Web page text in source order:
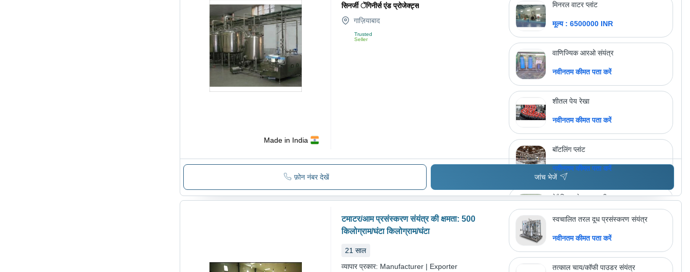
Made in India
सिनर्जी ेंगिनीर्स एंड प्रोजेक्ट्स
गाज़ियाबाद
Trusted
Seller
मिनरल वाटर प्लांट
मूल्य : 6500000 INR
वाणिज्यिक आरओ संयंत्र
नवीनतम कीमत पता करें
शीतल पेय रेखा
नवीनतम कीमत पता करें
बॉटलिंग प्लांट
नवीनतम कीमत पता करें
मेटैलिक ग्रे वाटर प्यूरीफायर
नवीनतम कीमत पता करें
अधिक उत्पाद देखें सिनर्जी ेंगिनीर्स एंड प्रोजेक्ट्स
फ़ोन नंबर देखें जांच भेजें
टमाटर/आम प्रसंस्करण संयंत्र की क्षमता: 500
किलोग्राम/घंटा किलोग्राम/घंटा
21 साल
व्यापार प्रकार: Manufacturer | Exporter
स्वचालित तरल दूध प्रसंस्करण संयंत्र
नवीनतम कीमत पता करें
तत्काल चाय/कॉफी पाउडर संयंत्र